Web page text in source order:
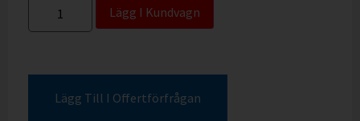
Lägg I Kundvagn
Lägg Till I Offertförfrågan